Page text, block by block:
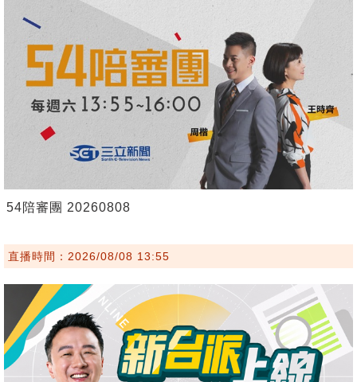
54陪審團 20260808
直播時間：2026/08/08 13:55